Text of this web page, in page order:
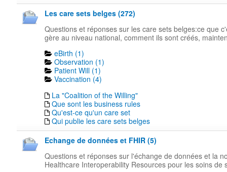
Les care sets belges (272)
Questions et réponses sur les care sets belges:ce que
gère au niveau national, comment ils sont créés,
eBirth (1)
Observation (1)
Patient Will (1)
Vaccination (4)
La "Coalition of the Willing"
Que sont les business rules
Qu'est-ce qu'un care set
Qui publie les care sets belges
Echange de données et FHIR (5)
Questions et réponses sur l'échange de données et la
Healthcare Interoperability Resources pour les soins de